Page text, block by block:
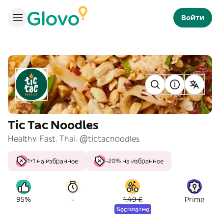
Войти
Tic Tac Noodles
Healthy. Fast. Thai. @tictacnoodles
1+1 на избранное -20% на избранное
95% - 1,49 €
Бесплатно
Prime